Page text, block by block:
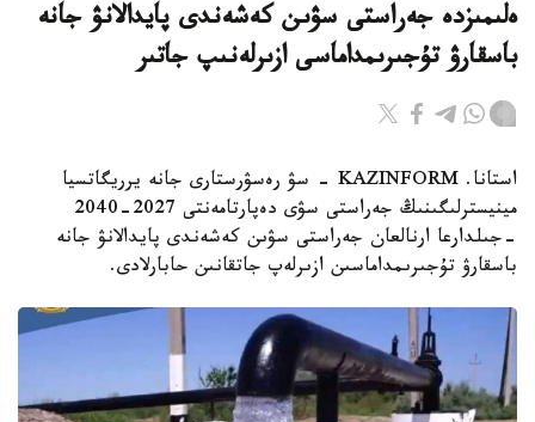
ەلىمىزدە جەراستى سۋىن كەشەندى پايدالانۋ جانە
باسقارۋ تۇجىرىمداماسى ازىرلەنىپ جاتىر
استانا. KAZINFORM - سۋ رەسۋرستارى جانە يرريگاتسيا
مينيسترلىگىنىڭ جەراستى سۋى دەپارتامەنتى 2027-2040
-جىلدارعا ارنالعان جەراستى سۋىن كەشەندى پايدالانۋ جانە
باسقارۋ تۇجىرىمداماسىن ازىرلەپ جاتقانىن حابارلادى.